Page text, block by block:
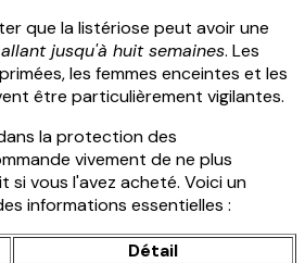
que la listériose peut avoir une
jusqu'à huit semaines. Les
les femmes enceintes et les
être particulièrement vigilantes.
la protection des
vivement de ne plus
si vous l'avez acheté. Voici un
informations essentielles :
Détail